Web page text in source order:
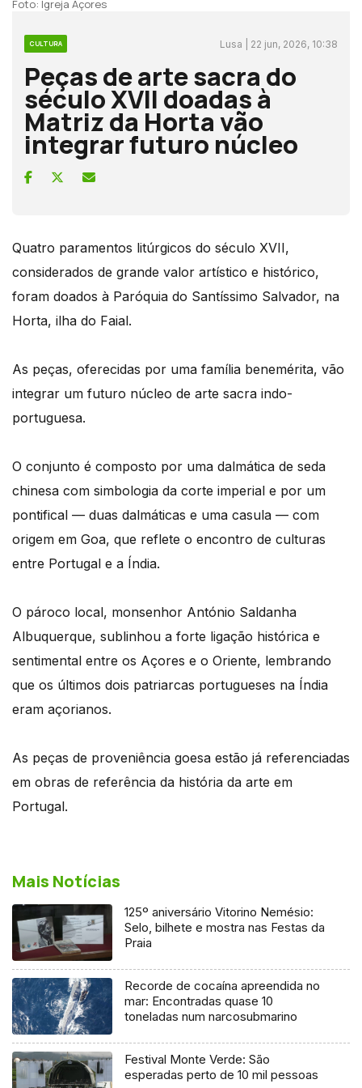
Foto: Igreja Açores
CULTURA Lusa | 22 jun, 2026, 10:38
Peças de arte sacra do
século XVII doadas à
Matriz da Horta vão
integrar futuro núcleo
Quatro paramentos litúrgicos do século XVII,
considerados de grande valor artístico e histórico,
foram doados à Paróquia do Santíssimo Salvador, na
Horta, ilha do Faial.
As peças, oferecidas por uma família benemérita, vão
integrar um futuro núcleo de arte sacra indo-
portuguesa.
O conjunto é composto por uma dalmática de seda
chinesa com simbologia da corte imperial e por um
pontifical — duas dalmáticas e uma casula — com
origem em Goa, que reflete o encontro de culturas
entre Portugal e a Índia.
O pároco local, monsenhor António Saldanha
Albuquerque, sublinhou a forte ligação histórica e
sentimental entre os Açores e o Oriente, lembrando
que os últimos dois patriarcas portugueses na Índia
eram açorianos.
As peças de proveniência goesa estão já referenciadas
em obras de referência da história da arte em
Portugal.
Mais Notícias
125º aniversário Vitorino Nemésio:
Selo, bilhete e mostra nas Festas da
Praia
Recorde de cocaína apreendida no
mar: Encontradas quase 10
toneladas num narcosubmarino
Festival Monte Verde: São
esperadas perto de 10 mil pessoas